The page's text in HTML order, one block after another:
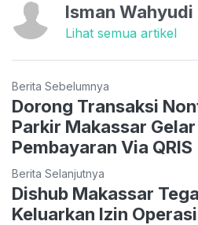
Isman Wahyudi
Lihat semua artikel
Berita Sebelumnya
Dorong Transaksi
Parkir Makassar
Pembayaran Via QRIS
Berita Selanjutnya
Dishub Makassar
Keluarkan Izin